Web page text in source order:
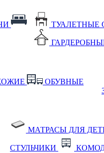
ТУАЛЕТНЫЕ
ОБУВНЫЕ
МАТРАСЫ ДЛЯ
СТУЛЬЧИКИ